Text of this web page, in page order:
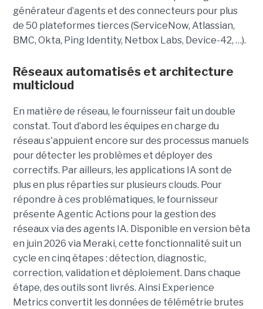
générateur d’agents et des connecteurs pour plus
de 50 plateformes tierces (ServiceNow, Atlassian,
BMC, Okta, Ping Identity, Netbox Labs, Device-42, …).
Réseaux automatisés et architecture
multicloud
En matière de réseau, le fournisseur fait un double
constat. Tout d’abord les équipes en charge du
réseau s'appuient encore sur des processus manuels
pour détecter les problèmes et déployer des
correctifs. Par ailleurs, les applications IA sont de
plus en plus réparties sur plusieurs clouds. Pour
répondre à ces problématiques, le fournisseur
présente Agentic Actions pour la gestion des
réseaux via des agents IA. Disponible en version bêta
en juin 2026 via Meraki, cette fonctionnalité suit un
cycle en cinq étapes : détection, diagnostic,
correction, validation et déploiement. Dans chaque
étape, des outils sont livrés. Ainsi Experience
Metrics convertit les données de télémétrie brutes